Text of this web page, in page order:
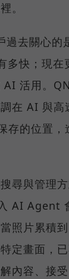
。
去關心的
多快；現在
AI 活用。
在 AI 與高
存的位置，
尋與管理
AI Agent
照片累積
定畫面，
內容、接